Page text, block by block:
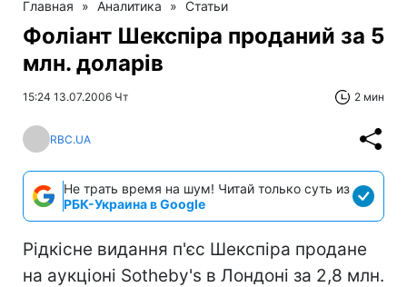
Главная » Аналитика » Статьи
Фоліант Шекспіра проданий за 5
млн. доларів
15:24 13.07.2006 Чт 2 мин
RBC.UA
Не трать время на шум! Читай только суть из
РБК-Украина в Google
Рідкісне видання п'єс Шекспіра продане
на аукціоні Sotheby's в Лондоні за 2,8 млн.